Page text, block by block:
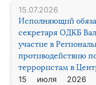
15.07.2026
Исполняющий
секретаря ОДКБ
участие в
противодействию
террористам в
15 июля 2026